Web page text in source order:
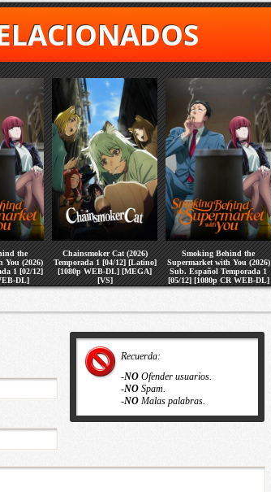
the
You (2026)
1 [02/12]
DL]
Chainsmoker Cat (2026)
Temporada 1 [04/12] [Latino]
[1080p WEB-DL] [MEGA]
[VS]
Smoking Behind the
Supermarket with You (2026)
Sub. Español Temporada 1
[05/12] [1080p CR WEB-DL]
[MEGA] [VS]
Recuerda:
-NO Ofender usuarios.
-NO Spam.
-NO Malas palabras.